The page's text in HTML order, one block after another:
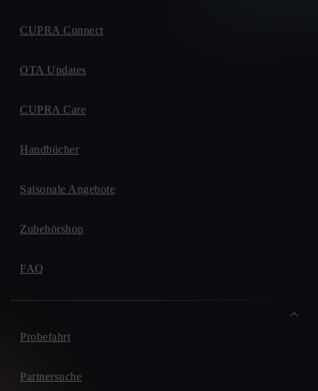
CUPRA Connect
OTA Updates
CUPRA Care
Handbücher
Saisonale Angebote
Zubehörshop
FAQ
Probefahrt
Partnersuche